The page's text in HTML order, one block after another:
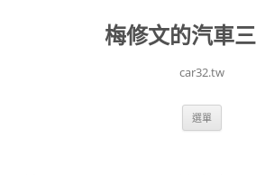
梅修文的汽車
car32.tw
選單